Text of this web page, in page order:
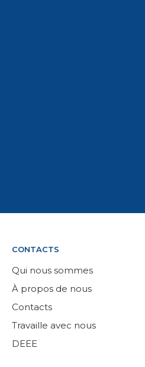
CONTACTS
Qui nous sommes
À propos de nous
Contacts
Travaille avec nous
DEEE